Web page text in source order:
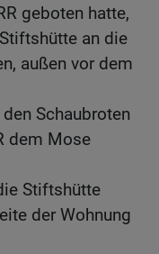
geboten hatte,
an die
außen vor dem
Schaubroten
dem Mose
Stiftshütte
der Wohnung